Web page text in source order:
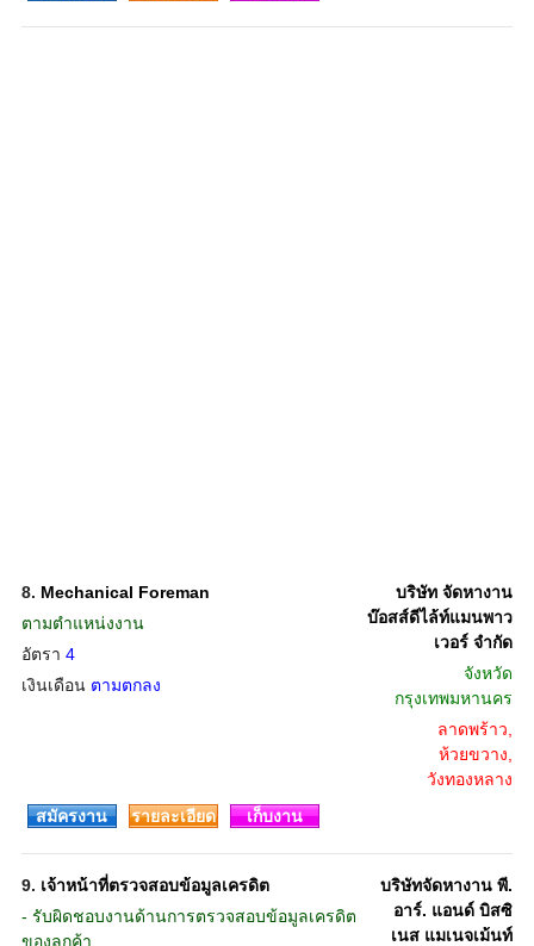
8. Mechanical Foreman
ตามตำแหน่งงาน
อัตรา 4
เงินเดือน ตามตกลง
บริษัท จัดหางาน
บ๊อสส์ดีไล้ท์แมนพาว
เวอร์ จำกัด
จังหวัด
กรุงเทพมหานคร
ลาดพร้าว,
ห้วยขวาง,
วังทองหลาง
สมัครงาน
รายละเอียด เก็บงาน
9. เจ้าหน้าที่ตรวจสอบข้อมูลเครดิต
- รับผิดชอบงานด้านการตรวจสอบข้อมูลเครดิต
ของลูกค้า
บริษัทจัดหางาน พี.
อาร์. แอนด์ บิสซิ
เนส แมเนจเม้นท์